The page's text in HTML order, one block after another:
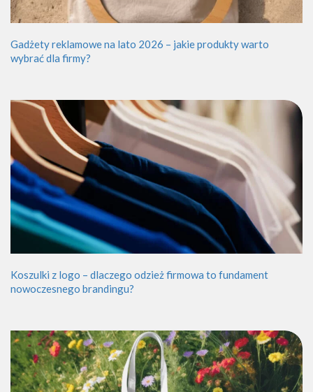
Gadżety reklamowe na lato 2026 – jakie produkty warto
wybrać dla firmy?
Koszulki z logo – dlaczego odzież firmowa to fundament
nowoczesnego brandingu?